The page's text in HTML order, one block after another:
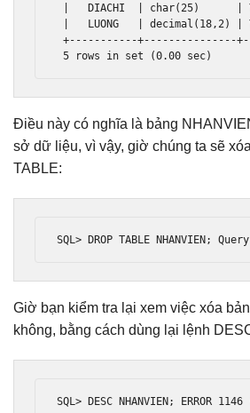
   DIACHI
char(25)
   LUONG
decimal ( 18,2)
+-----------+---------------
5 rows in set (0.00 sec)
Điều này có nghĩa là bảng
sở dữ liệu, vì vậy, giờ chúng ta sẽ
TABLE:
SQL> DROP TABLE NHANVIEN;
Giờ bạn kiểm tra lại xem việc xóa
không, bằng cách dùng lại lệnh
SQL> DESC NHANVIEN; ERROR 1146